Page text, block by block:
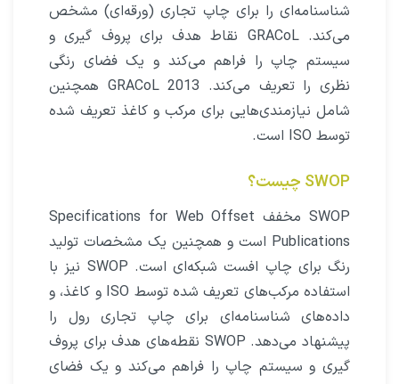
شناسنامه‌ای را برای چاپ تجاری (ورقه‌ای) مشخص
می‌کند. GRACoL نقاط هدف برای پروف گیری و
سیستم چاپ را فراهم می‌کند و یک فضای رنگی
نظری را تعریف می‌کند. GRACoL 2013 همچنین
شامل نیازمندی‌هایی برای مرکب و کاغذ تعریف شده
توسط ISO است.
SWOP چیست؟
SWOP مخفف Specifications for Web Offset
Publications است و همچنین یک مشخصات تولید
رنگ برای چاپ افست شبکه‌ای است. SWOP نیز با
استفاده مرکب‌های تعریف شده توسط ISO و کاغذ، و
داده‌های شناسنامه‌ای برای چاپ تجاری رول را
پیشنهاد می‌دهد. SWOP نقطه‌های هدف برای پروف
گیری و سیستم چاپ را فراهم می‌کند و یک فضای